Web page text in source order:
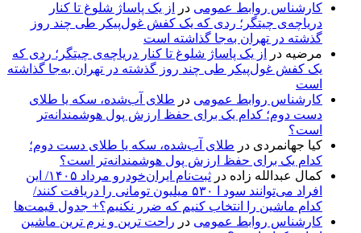
کارشناس روابط عمومی در
از یک پاساژ شلوغ تا کنار
دریاچه‌ی چیتگر؛ ردی که یک کفش غول‌پیکر طی چند روز
گذشته در تهران به‌جا گذاشته است
مرضیه در
از یک پاساژ شلوغ تا کنار دریاچه‌ی چیتگر؛ ردی که
یک کفش غول‌پیکر طی چند روز گذشته در تهران به‌جا گذاشته
است
کارشناس روابط عمومی در طلای آب‌شده، سکه یا طلای
دست دوم؛ کدام یک برای حفظ ارزش پول هوشمندانه‌تر
است؟
کیا جهانمردی در طلای آب‌شده، سکه یا طلای دست دوم؛
کدام یک برای حفظ ارزش پول هوشمندانه‌تر است؟
کمال عبدالله زاده در
ثبت‌نام ایران‌خودرو مرداد ۱۴۰۵/ این
افراد می‌توانند سود ا ۵۳۰ میلیون تومانی را دریافت کنند/
کدام ماشین را انتخاب کنیم که ضرر نکنیم؟+ جدول قیمت‌ها
کارشناس روابط عمومی در راحت ترین و نرم ترین ماشین